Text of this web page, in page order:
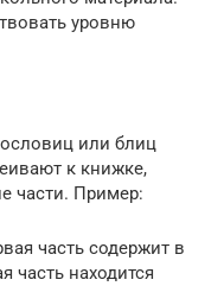
уровню
или блиц
к книжке,
части. Пример:
часть содержит в
часть находится